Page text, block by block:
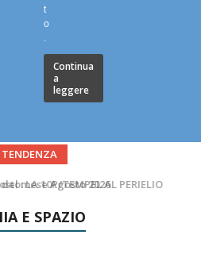
t
o
.
Continua
a
leggere
TENDENZA
mese Agosto 2026
E SPAZIO